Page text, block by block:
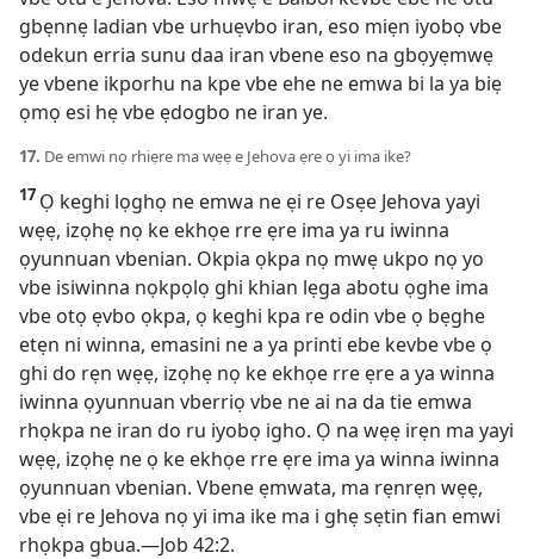
gbẹnnẹ ladian vbe urhuẹvbo iran, eso miẹn iyobọ vbe
odekun erria sunu daa iran vbene eso na gbọyẹmwẹ
ye vbene ikporhu na kpe vbe ehe ne emwa bi la ya biẹ
ọmọ esi hẹ vbe ẹdogbo ne iran ye.
17. De emwi nọ rhiẹre ma wẹẹ e Jehova ẹre ọ yi ima ike?
17 Ọ keghi lọghọ ne emwa ne ẹi re Osẹe Jehova yayi
wẹẹ, izọhẹ nọ ke ekhọe rre ẹre ima ya ru iwinna
ọyunnuan vbenian. Okpia ọkpa nọ mwẹ ukpo nọ yo
vbe isiwinna nọkpọlọ ghi khian lẹga abotu ọghe ima
vbe otọ ẹvbo ọkpa, ọ keghi kpa re odin vbe ọ bẹghe
etẹn ni winna, emasini ne a ya printi ebe kevbe vbe ọ
ghi do rẹn wẹẹ, izọhẹ nọ ke ekhọe rre ẹre a ya winna
iwinna ọyunnuan vberriọ vbe ne ai na da tie emwa
rhọkpa ne iran do ru iyobọ igho. Ọ na wẹẹ irẹn ma yayi
wẹẹ, izọhẹ ne ọ ke ekhọe rre ẹre ima ya winna iwinna
ọyunnuan vbenian. Vbene ẹmwata, ma rẹnrẹn wẹẹ,
vbe ẹi re Jehova nọ yi ima ike ma i ghẹ sẹtin fian emwi
rhọkpa gbua.—Job 42:2.